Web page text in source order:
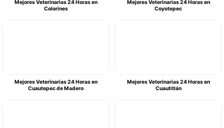
Mejores Veterinarias 24 Horas en
Colorines
Mejores Veterinarias 24 Horas en
Coyotepec
Mejores Veterinarias 24 Horas en
Cuautepec de Madero
Mejores Veterinarias 24 Horas en
Cuautitlán